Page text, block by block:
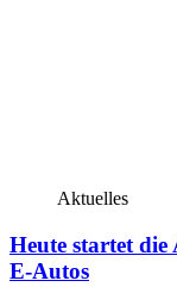
Aktuelles
Heute startet
E-Autos